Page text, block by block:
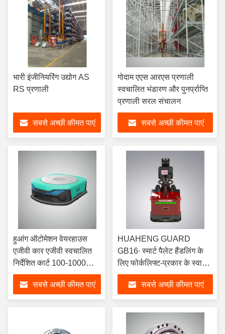
भारी इंजीनियरिंग उद्योग AS
RS प्रणाली
सबसे अच्छी कीमत पाएं
गोदाम एएस आरएस प्रणाली
स्वचालित भंडारण और पुनर्प्राप्ति
प्रणाली सरल संचालन
सबसे अच्छी कीमत पाएं
हुआंग ऑटोमेशन वेयरहाउस
एजीवी कार एजीवी स्वचालित
निर्देशित कार्ट 100-1000
किलोग्राम भार
सबसे अच्छी कीमत पाएं
HUAHENG GUARD
GB16∙ स्मार्ट पैलेट हैंडलिंग के
लिए फोर्कलिफ्ट-प्रकार के स्वायत्त
मोबाइल रोबोट
सबसे अच्छी कीमत पाएं